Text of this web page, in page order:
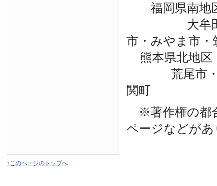
福岡県南地
大牟田市
市・みやま市・
熊本県北地区
荒尾市・玉
関町
※著作権の都
ページなどが
↑このページのトップへ